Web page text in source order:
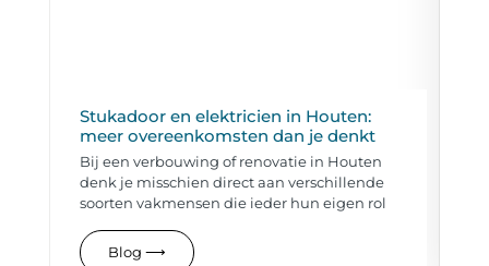
Stukadoor en elektricien in Houten:
meer overeenkomsten dan je denkt
Bij een verbouwing of renovatie in Houten
denk je misschien direct aan verschillende
soorten vakmensen die ieder hun eigen rol
Blog ⟶